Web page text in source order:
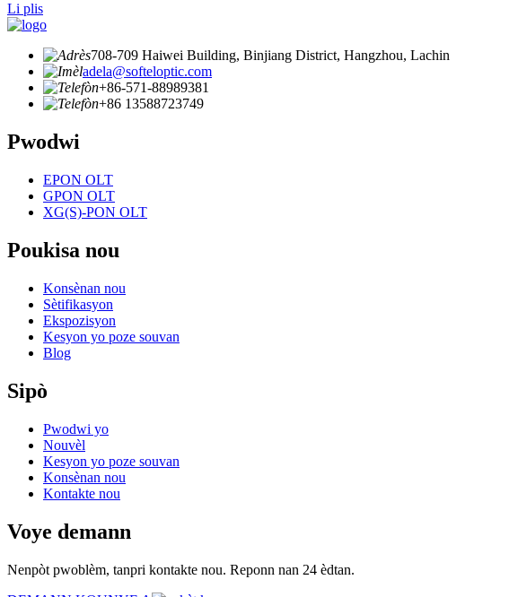
Li plis
708-709 Haiwei Building, Binjiang District, Hangzhou, Lachin
adela@softeloptic.com
+86-571-88989381
+86 13588723749
Pwodwi
EPON OLT
GPON OLT
XG(S)-PON OLT
Poukisa nou
Konsènan nou
Sètifikasyon
Ekspozisyon
Kesyon yo poze souvan
Blog
Sipò
Pwodwi yo
Nouvèl
Kesyon yo poze souvan
Konsènan nou
Kontakte nou
Voye demann
Nenpòt pwoblèm, tanpri kontakte nou. Reponn nan 24 èdtan.